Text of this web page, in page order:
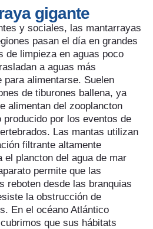
gigante
y sociales, las mantarrayas
pasan el día en grandes
de limpieza en aguas poco
a aguas más
para alimentarse. Suelen
de tiburones ballena, ya
alimentan del zooplancton
producido por los eventos de
Las mantas utilizan
filtrante altamente
el plancton del agua de mar
permite que las
reboten desde las branquias
la obstrucción de
En el océano Atlántico
que sus hábitats